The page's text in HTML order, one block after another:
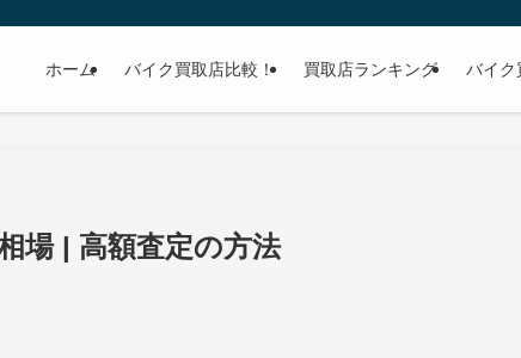
ホーム バイク買取店比較！ 買取店ランキング バイク
場 | 高額査定の方法